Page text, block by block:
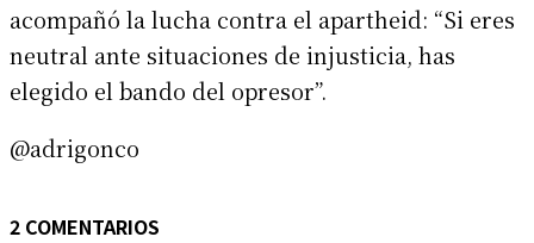
acompañó la lucha contra el apartheid: “Si eres
neutral ante situaciones de injusticia, has
elegido el bando del opresor”.
@adrigonco
2 COMENTARIOS